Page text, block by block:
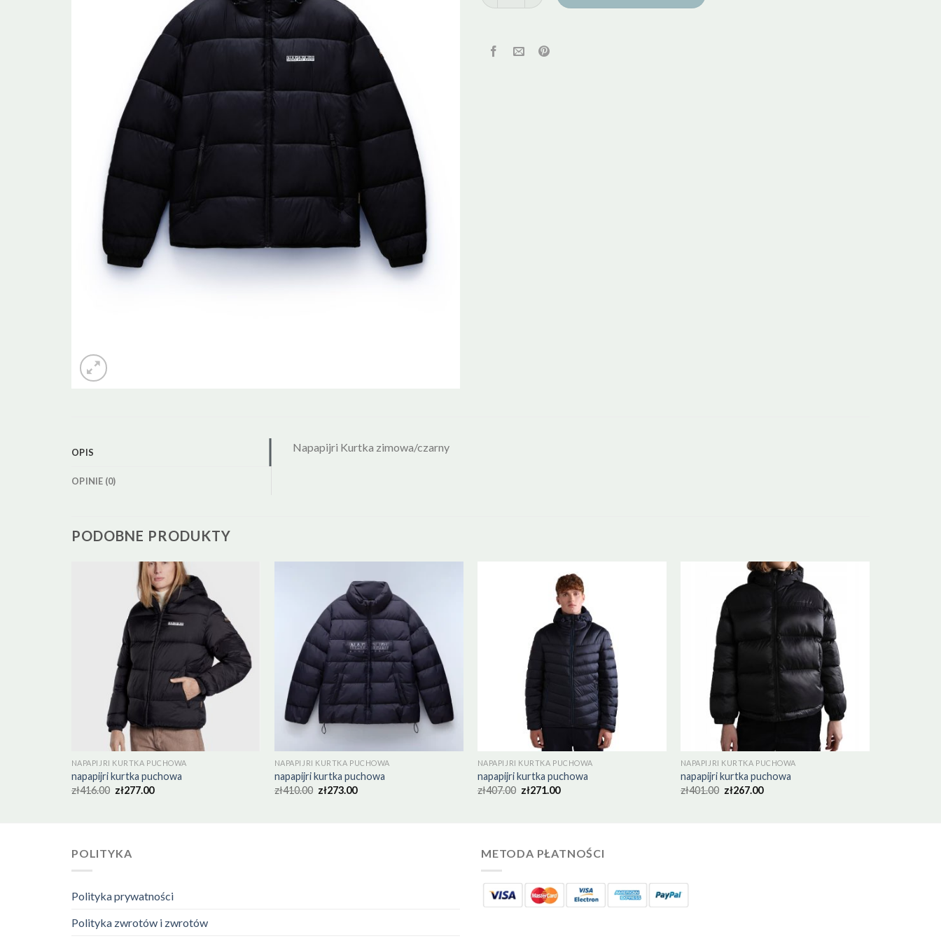
OPIS
OPINIE (0)
Napapijri Kurtka zimowa/czarny
PODOBNE PRODUKTY
NAPAPIJRI KURTKA PUCHOWA
napapijri kurtka puchowa
zł416.00 zł277.00
NAPAPIJRI KURTKA PUCHOWA
napapijri kurtka puchowa
zł410.00 zł273.00
NAPAPIJRI KURTKA PUCHOWA
napapijri kurtka puchowa
zł407.00 zł271.00
NAPAPIJRI KURTKA PUCHOWA
napapijri kurtka puchowa
zł401.00 zł267.00
POLITYKA
Polityka prywatności
Polityka zwrotów i zwrotów
METODA PŁATNOŚCI